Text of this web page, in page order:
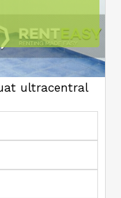
ultracentral